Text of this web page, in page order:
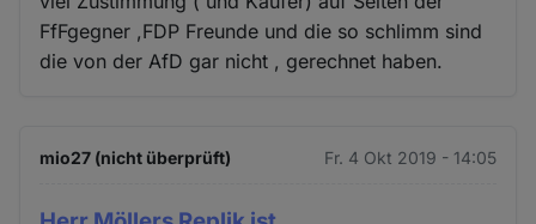
FfFgegner ,FDP Freunde und die so schlimm sind
die von der AfD gar nicht , gerechnet haben.
mio27 (nicht überprüft) Fr. 4 Okt 2019 - 14:05